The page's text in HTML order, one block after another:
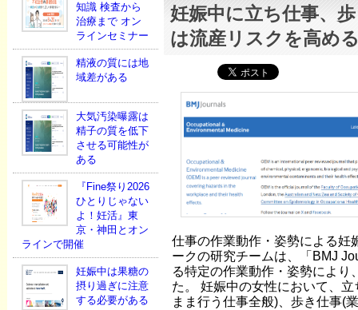
知識 検査から
治療まで オン
ラインセミナー
精液の質には地
域差がある
大気汚染曝露は
精子の質を低下
させる可能性が
ある
『Fine祭り2026
ひとりじゃない
よ！妊活』東
京・神田とオン
ラインで開催
妊娠中は果糖の
摂り過ぎに注意
する必要がある
妊娠中に立ち仕事、
は流産リスクを高め
仕事の作業動作・姿勢による妊
ークの研究チームは、「BMJ
る特定の作業動作・姿勢により
た。 妊娠中の女性において、
まま行う仕事全般)、歩き仕事(